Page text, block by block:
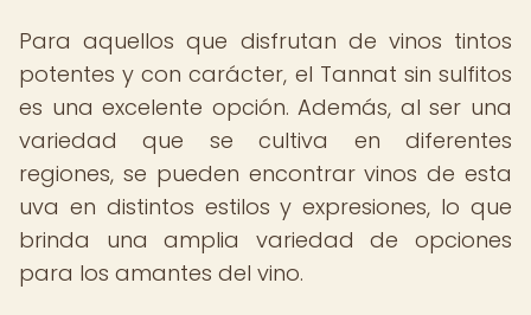
Para aquellos que disfrutan de vinos tintos
potentes y con carácter, el Tannat sin sulfitos
es una excelente opción. Además, al ser una
variedad que se cultiva en diferentes
regiones, se pueden encontrar vinos de esta
uva en distintos estilos y expresiones, lo que
brinda una amplia variedad de opciones
para los amantes del vino.